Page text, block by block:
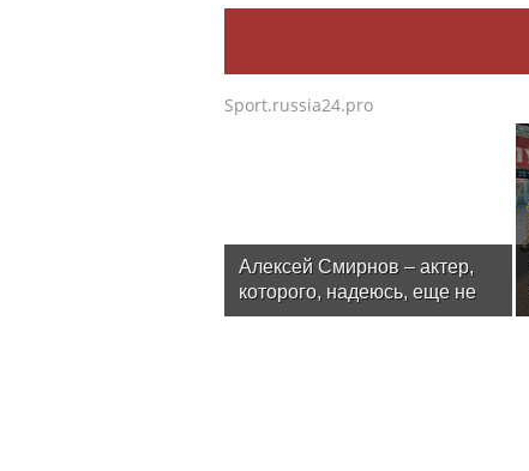
Sport.russia24.pro
Алексей Смирнов – актер,
которого, надеюсь, еще не
забыли